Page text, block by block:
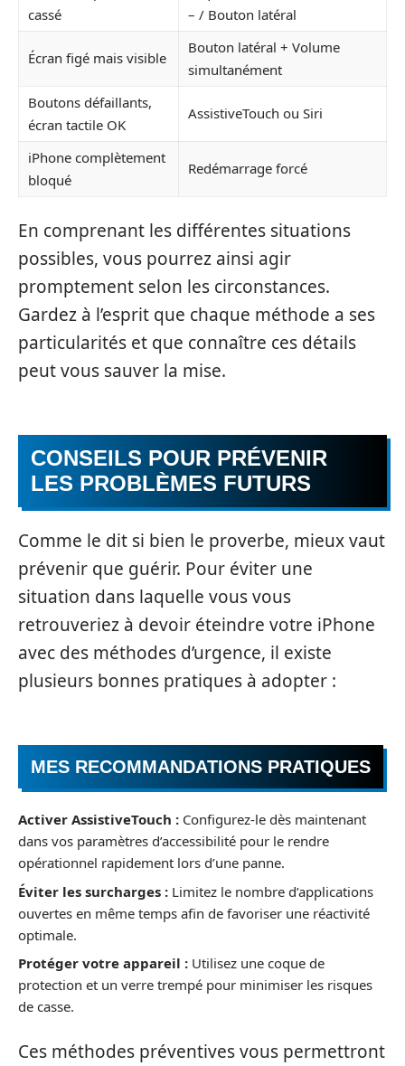
cassé
– / Bouton latéral
Écran figé mais visible
Bouton latéral + Volume
simultanément
Boutons défaillants,
écran tactile OK
AssistiveTouch ou Siri
iPhone complètement
bloqué
Redémarrage forcé
En comprenant les différentes situations
possibles, vous pourrez ainsi agir
promptement selon les circonstances.
Gardez à l’esprit que chaque méthode a ses
particularités et que connaître ces détails
peut vous sauver la mise.
CONSEILS POUR PRÉVENIR
LES PROBLÈMES FUTURS
Comme le dit si bien le proverbe, mieux vaut
prévenir que guérir. Pour éviter une
situation dans laquelle vous vous
retrouveriez à devoir éteindre votre iPhone
avec des méthodes d’urgence, il existe
plusieurs bonnes pratiques à adopter :
MES RECOMMANDATIONS PRATIQUES
Activer AssistiveTouch : Configurez-le dès maintenant
dans vos paramètres d’accessibilité pour le rendre
opérationnel rapidement lors d’une panne.
Éviter les surcharges : Limitez le nombre d’applications
ouvertes en même temps afin de favoriser une réactivité
optimale.
Protéger votre appareil : Utilisez une coque de
protection et un verre trempé pour minimiser les risques
de casse.
Ces méthodes préventives vous permettront